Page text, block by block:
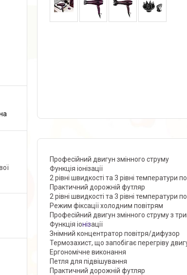
Професійний двигун змінного струму
Функція іонізації
2 рівні швидкості та 3 рівні температури
Практичний дорожній футляр
2 рівні швидкості та 3 рівні температури
Режим фіксації холодним повітрям
Професійний двигун змінного струму з
Функція іонізації
Знімний концентратор повітря/дифузор
Термозахист, що запобігає перегріву
Ергономічне виконання
Петля для підвішування
Практичний дорожній футляр